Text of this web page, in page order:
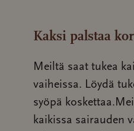
Kaksi palstaa
Meiltä saat tukea
vaiheissa. Löydä
syöpä
kaikissa sairauden